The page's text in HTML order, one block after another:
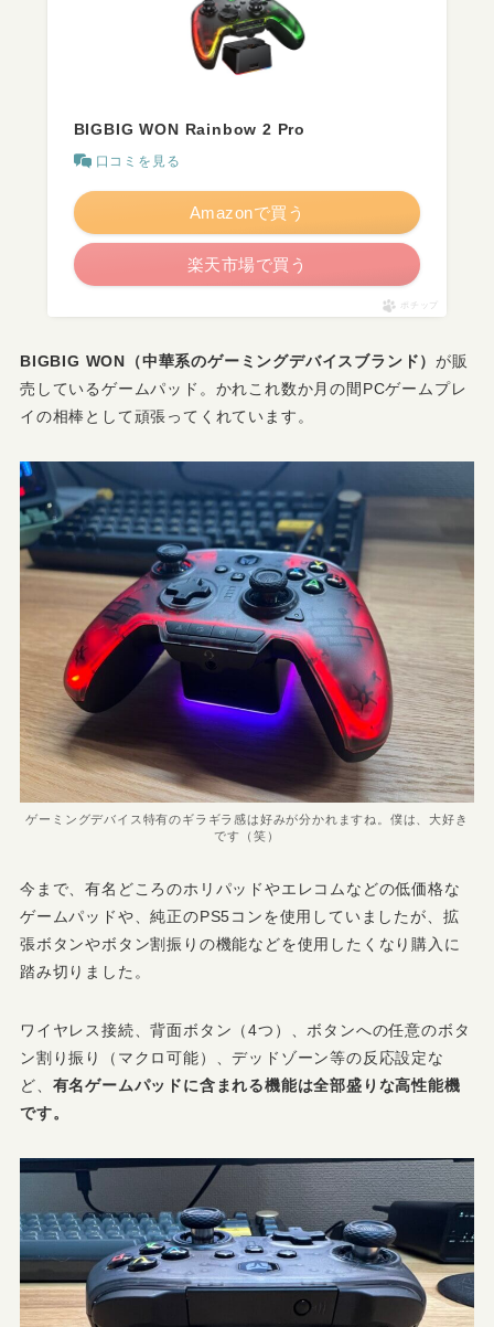
BIGBIG WON Rainbow 2 Pro
口コミを見る
Amazonで買う
楽天市場で買う
ポチップ
BIGBIG WON（中華系のゲーミングデバイスブランド）が販
売しているゲームパッド。かれこれ数か月の間PCゲームプレ
イの相棒として頑張ってくれています。
ゲーミングデバイス特有のギラギラ感は好みが分かれますね。僕は、大好き
です（笑）
今まで、有名どころのホリパッドやエレコムなどの低価格な
ゲームパッドや、純正のPS5コンを使用していましたが、拡
張ボタンやボタン割振りの機能などを使用したくなり購入に
踏み切りました。
ワイヤレス接続、背面ボタン（4つ）、ボタンへの任意のボタ
ン割り振り（マクロ可能）、デッドゾーン等の反応設定な
ど、 有名ゲームパッドに含まれる機能は全部盛りな高性能機
です。